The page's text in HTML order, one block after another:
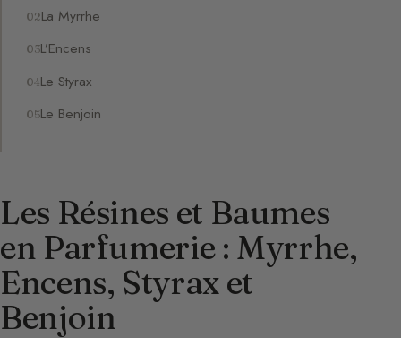
La Myrrhe
L’Encens
Le Styrax
Le Benjoin
Les Résines et Baumes
en Parfumerie : Myrrhe,
Encens, Styrax et
Benjoin